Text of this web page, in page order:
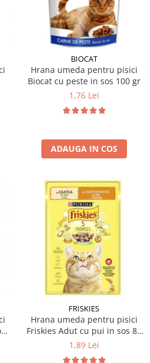
BIOCAT
Hrana umeda pentru pisici
Biocat cu peste in sos 100 gr
1,76 Lei
ADAUGA IN COS
FRISKIES
Hrana umeda pentru pisici
Friskies Adut cu pui in sos 85
gr
1,89 Lei